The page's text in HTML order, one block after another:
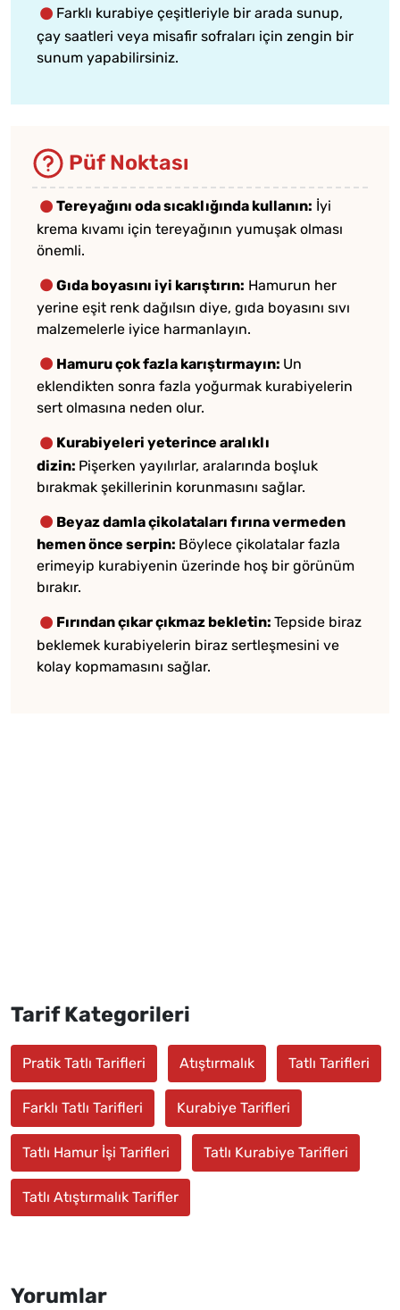
Farklı kurabiye çeşitleriyle bir arada sunup,
çay saatleri veya misafir sofraları için zengin bir
sunum yapabilirsiniz.
Püf Noktası
Tereyağını oda sıcaklığında kullanın: İyi
krema kıvamı için tereyağının yumuşak olması
önemli.
Gıda boyasını iyi karıştırın: Hamurun her
yerine eşit renk dağılsın diye, gıda boyasını sıvı
malzemelerle iyice harmanlayın.
Hamuru çok fazla karıştırmayın: Un
eklendikten sonra fazla yoğurmak kurabiyelerin
sert olmasına neden olur.
Kurabiyeleri yeterince aralıklı
dizin: Pişerken yayılırlar, aralarında boşluk
bırakmak şekillerinin korunmasını sağlar.
Beyaz damla çikolataları fırına vermeden
hemen önce serpin: Böylece çikolatalar fazla
erimeyip kurabiyenin üzerinde hoş bir görünüm
bırakır.
Fırından çıkar çıkmaz bekletin: Tepside biraz
beklemek kurabiyelerin biraz sertleşmesini ve
kolay kopmamasını sağlar.
Tarif Kategorileri
Pratik Tatlı Tarifleri Atıştırmalık Tatlı Tarifleri
Farklı Tatlı Tarifleri Kurabiye Tarifleri
Tatlı Hamur İşi Tarifleri Tatlı Kurabiye Tarifleri
Tatlı Atıştırmalık Tarifler
Yorumlar